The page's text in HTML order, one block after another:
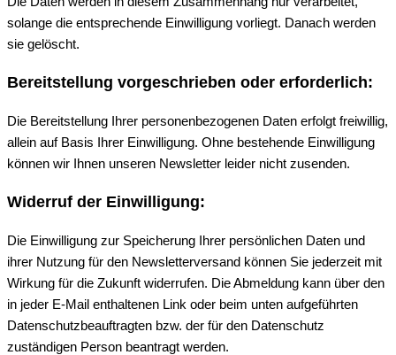
solange die entsprechende Einwilligung vorliegt. Danach werden
sie gelöscht.
Bereitstellung vorgeschrieben oder erforderlich:
Die Bereitstellung Ihrer personenbezogenen Daten erfolgt freiwillig,
allein auf Basis Ihrer Einwilligung. Ohne bestehende Einwilligung
können wir Ihnen unseren Newsletter leider nicht zusenden.
Widerruf der Einwilligung:
Die Einwilligung zur Speicherung Ihrer persönlichen Daten und
ihrer Nutzung für den Newsletterversand können Sie jederzeit mit
Wirkung für die Zukunft widerrufen. Die Abmeldung kann über den
in jeder E-Mail enthaltenen Link oder beim unten aufgeführten
Datenschutzbeauftragten bzw. der für den Datenschutz
zuständigen Person beantragt werden.